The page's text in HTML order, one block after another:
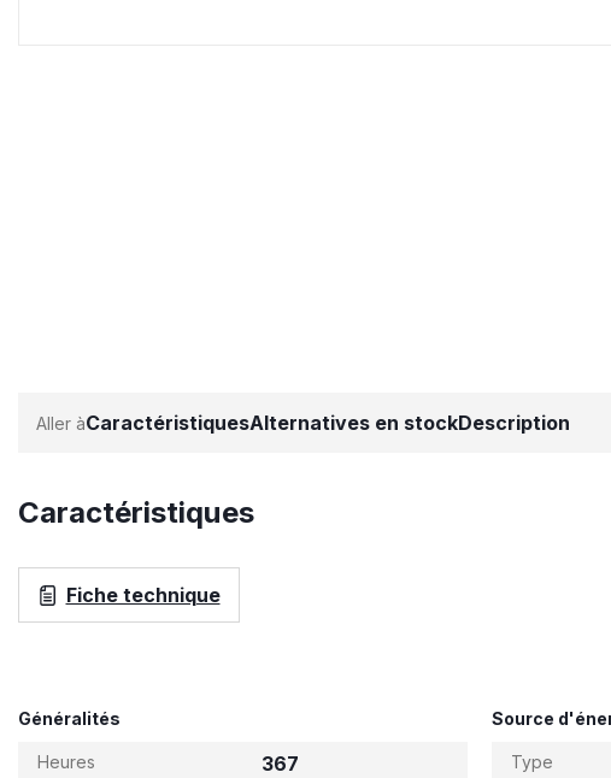
CaractéristiquesAlternatives en stockDescription
Caractéristiques
Fiche technique
Généralités
Heures 367
Source
Type